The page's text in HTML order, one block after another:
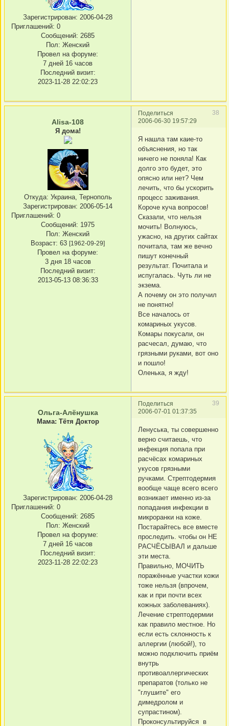
Зарегистрирован: 2006-04-28
Приглашений: 0
Сообщений: 2685
Пол: Женский
Провел на форуме:
7 дней 16 часов
Последний визит:
2023-11-28 22:02:23
Поделиться
38
2006-06-30 19:57:29
Alisa-108
Я дома!
Откуда: Украина, Тернополь
Зарегистрирован: 2006-05-14
Приглашений: 0
Сообщений: 1975
Пол: Женский
Возраст: 63 [1962-09-29]
Провел на форуме:
3 дня 18 часов
Последний визит:
2013-05-13 08:36:33
Я нашла там каие-то
объяснения, но так
ничего не поняла! Как
долго это будет, это
опясно или нет? Чем
лечить, что бы ускорить
процесс заживания.
Короче куча вопросов!
Сказали, что нельзя
мочить! Волнуюсь,
ужасно, на других сайтах
почитала, там же вечно
пишут конечный
результат. Почитала и
испугалась. Чуть ли не
экзема.
А почему он это получил
не понятно!
Все началось от
комариных укусов.
Комары покусали, он
расчесал, думаю, что
грязными руками, вот оно
и пошло!
Оленька, я жду!
Поделиться
39
2006-07-01 01:37:35
Ольга-Алёнушка
Мама: Тётя Доктор
Зарегистрирован: 2006-04-28
Приглашений: 0
Сообщений: 2685
Пол: Женский
Провел на форуме:
7 дней 16 часов
Последний визит:
2023-11-28 22:02:23
Ленуська, ты совершенно
верно считаешь, что
инфекция попала при
расчёсах комариных
укусов грязными
ручками. Стрептодермия
вообще чаще всего всего
возникает именно из-за
попадания инфекции в
микроранки на коже.
Постарайтесь все вместе
проследить. чтобы он НЕ
РАСЧЁСЫВАЛ и дальше
эти места.
Правильно, МОЧИТЬ
поражённые участки кожи
тоже нельзя (впрочем,
как и при почти всех
кожных заболеваниях).
Лечение стрептодермии
как правило местное. Но
если есть склонность к
аллергии (любой!), то
можно подключить приём
внутрь
противоаллергических
препаратов (только не
"глушите" его
димедролом и
супрастином).
Проконсультируйся в